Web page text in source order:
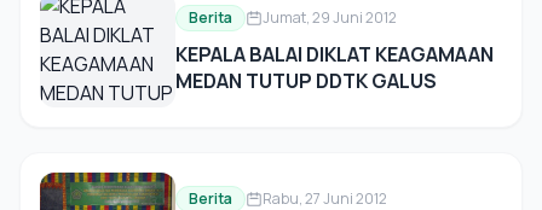
Berita Jumat, 29 Juni 2012
KEPALA BALAI DIKLAT KEAGAMAAN
MEDAN TUTUP DDTK GALUS
Berita Rabu, 27 Juni 2012